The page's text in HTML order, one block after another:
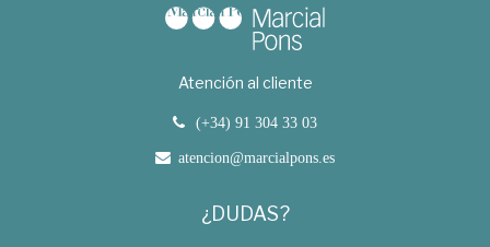
Atención al cliente
(+34) 91 304 33 03
atencion@marcialpons.es
¿DUDAS?